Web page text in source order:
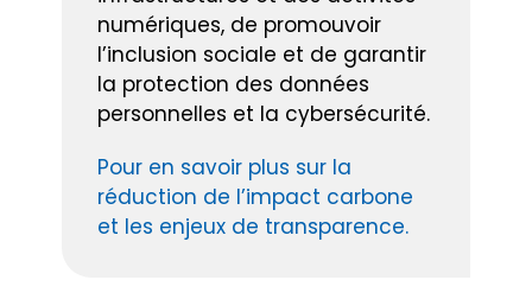
numériques, de promouvoir
l’inclusion sociale et de garantir
la protection des données
personnelles et la cybersécurité.
Pour en savoir plus sur la
réduction de l’impact carbone
et les enjeux de transparence.